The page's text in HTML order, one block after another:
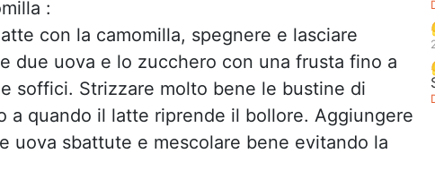
:
con la camomilla, spegnere e lasciare
due uova e lo zucchero con una frusta fino a
soffici. Strizzare molto bene le bustine di
a quando il latte riprende il bollore. Aggiungere
uova sbattute e mescolare bene evitando la